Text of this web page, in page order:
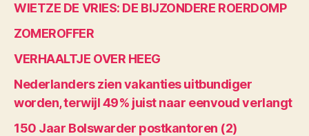
WIETZE DE VRIES: DE BIJZONDERE ROERDOMP
ZOMEROFFER
VERHAALTJE OVER HEEG
Nederlanders zien vakanties uitbundiger
worden, terwijl 49% juist naar eenvoud verlangt
150 Jaar Bolswarder postkantoren (2)